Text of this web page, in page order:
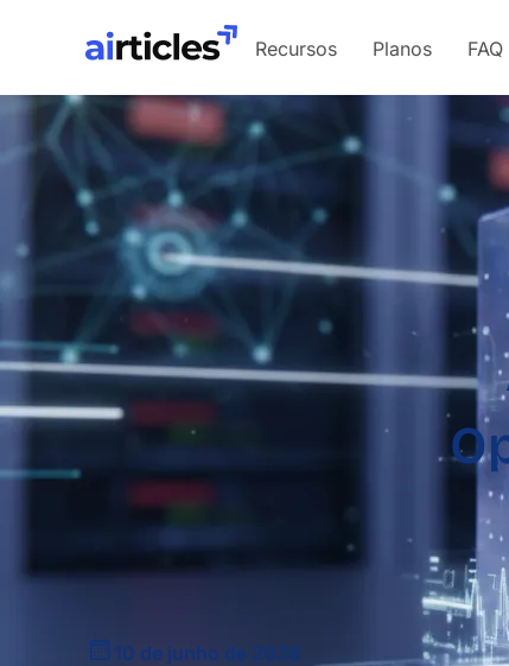
Recursos Planos FAQ
10 de junho de 2026